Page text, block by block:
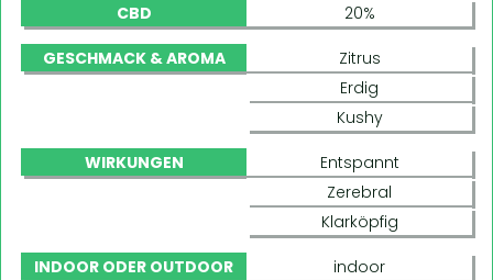
CBD 20%
GESCHMACK & AROMA
Zitrus
Erdig
Kushy
WIRKUNGEN
Entspannt
Zerebral
Klarköpfig
INDOOR ODER OUTDOOR
indoor